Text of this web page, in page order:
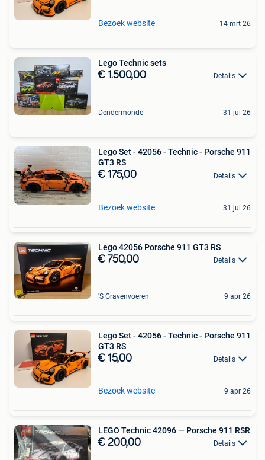
Bezoek website 14 mrt 26
Lego Technic sets
€ 1.500,00 Details
Dendermonde 31 jul 26
Lego Set - 42056 - Technic - Porsche 911
GT3 RS
€ 175,00 Details
Bezoek website 31 jul 26
Lego 42056 Porsche 911 GT3 RS
€ 750,00 Details
'S Gravenvoeren 9 apr 26
Lego Set - 42056 - Technic - Porsche 911
GT3 RS
€ 15,00 Details
Bezoek website 9 apr 26
LEGO Technic 42096 — Porsche 911 RSR
€ 200,00 Details